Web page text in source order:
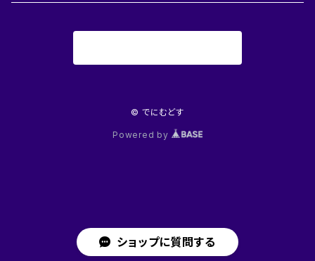
ショップに質問する
© でにむどす
Powered by